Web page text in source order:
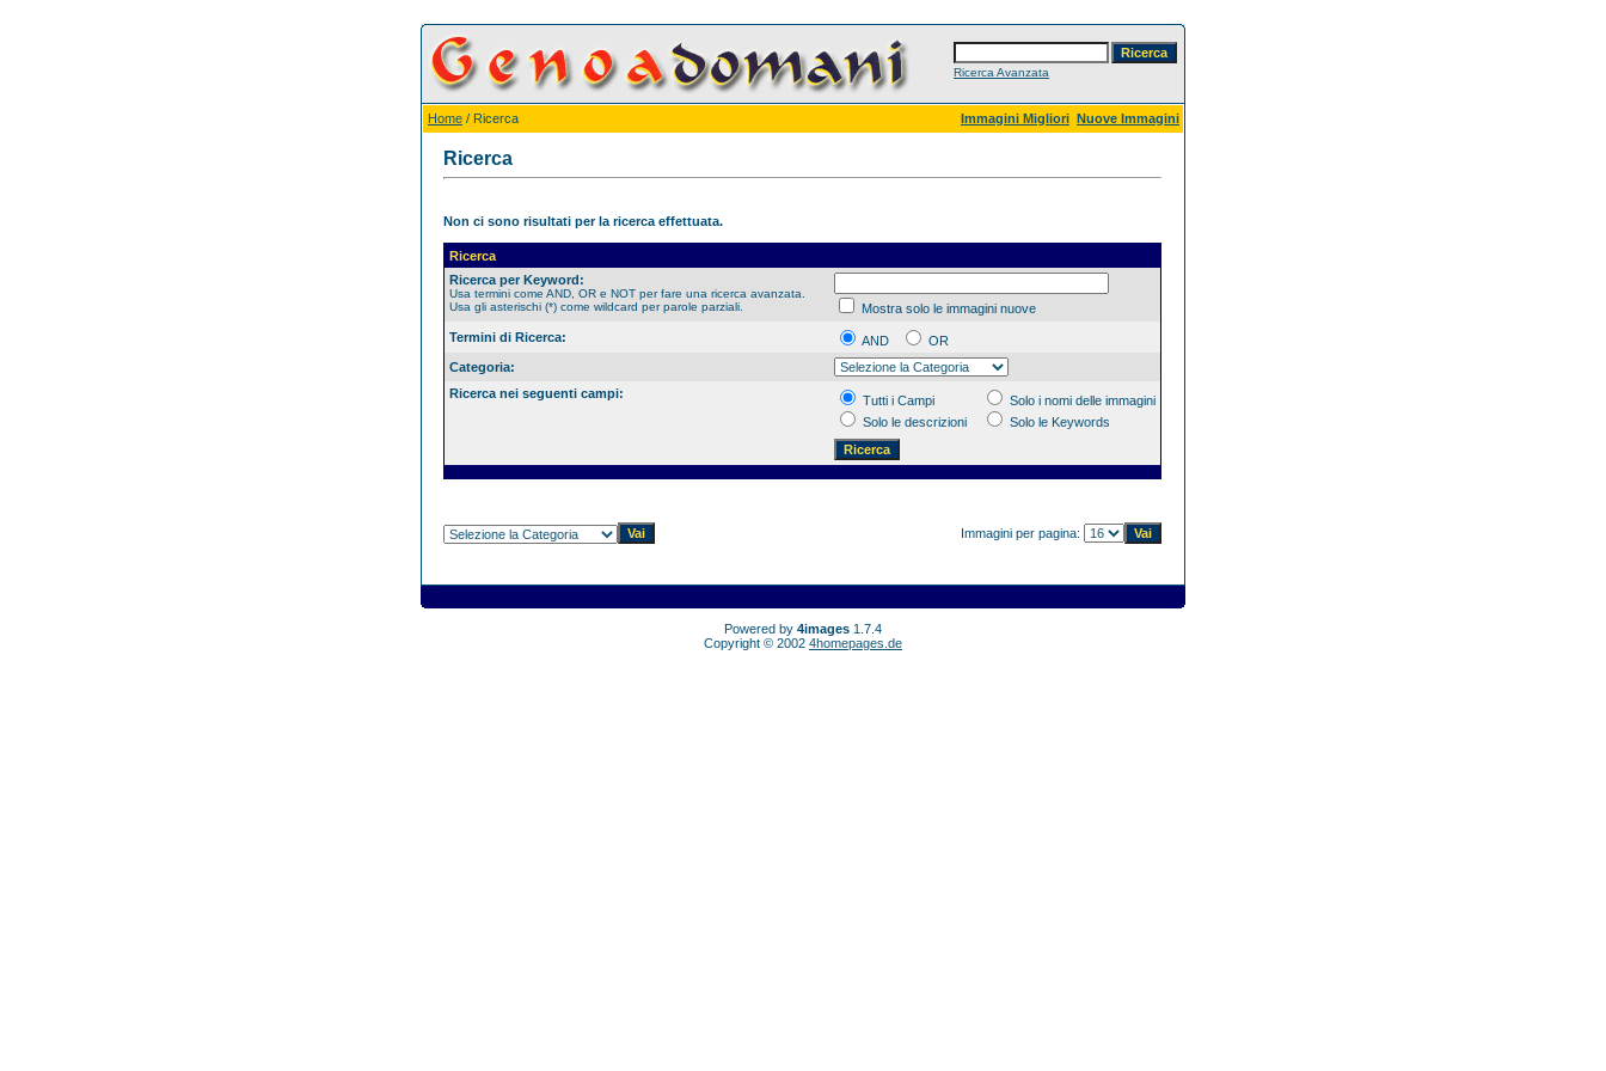
Ricerca Avanzata
Home / Ricerca Immagini Migliori Nuove Immagini
Ricerca
Non ci sono risultati per la ricerca effettuata.
Ricerca
Ricerca per Keyword:
Usa termini come AND, OR e NOT per fare una ricerca avanzata.
Usa gli asterischi (*) come wildcard per parole parziali.
Mostra solo le immagini nuove
Termini di Ricerca:
AND
OR
Categoria:
Ricerca nei seguenti campi:
Tutti i Campi
Solo i nomi delle immagini
Solo le descrizioni
Solo le Keywords
Immagini per pagina:
Powered by 4images 1.7.4
Copyright © 2002 4homepages.de